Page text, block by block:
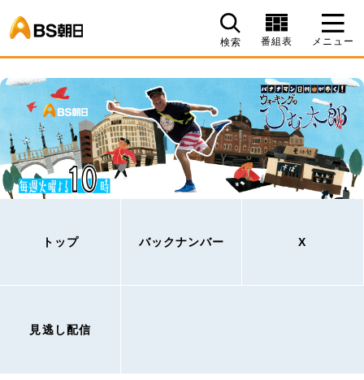
検索 番組表 メニュー
トップ バックナンバー X
見逃し配信